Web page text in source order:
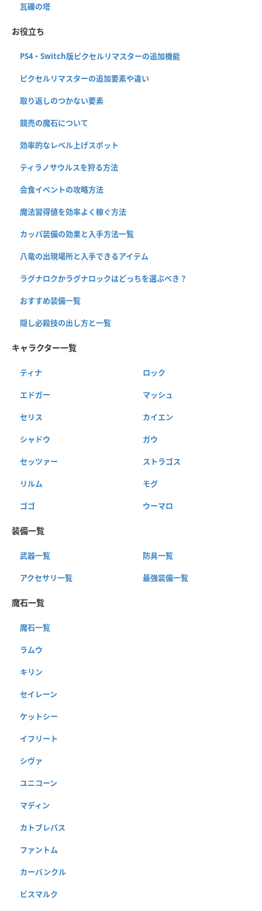
瓦礫の塔
お役立ち
PS4・Switch版ピクセルリマスターの追加機能
ピクセルリマスターの追加要素や違い
取り返しのつかない要素
競売の魔石について
効率的なレベル上げスポット
ティラノサウルスを狩る方法
会食イベントの攻略方法
魔法習得値を効率よく稼ぐ方法
カッパ装備の効果と入手方法一覧
八竜の出現場所と入手できるアイテム
ラグナロクかラグナロックはどっちを選ぶべき？
おすすめ装備一覧
隠し必殺技の出し方と一覧
キャラクター一覧
ティナ ロック
エドガー マッシュ
セリス カイエン
シャドウ ガウ
セッツァー ストラゴス
リルム モグ
ゴゴ ウーマロ
装備一覧
武器一覧 防具一覧
アクセサリ一覧 最強装備一覧
魔石一覧
魔石一覧
ラムウ
キリン
セイレーン
ケットシー
イフリート
シヴァ
ユニコーン
マディン
カトブレパス
ファントム
カーバンクル
ビスマルク